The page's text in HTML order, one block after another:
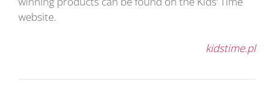
website.
kidstime.pl